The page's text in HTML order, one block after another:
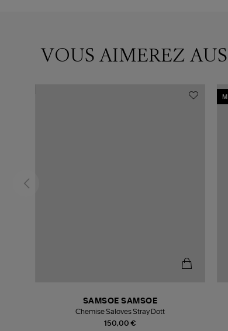
VOUS AIMEREZ
150,00 €
SAMSOE SAMSOE
Chemise Saloves Stray Dott